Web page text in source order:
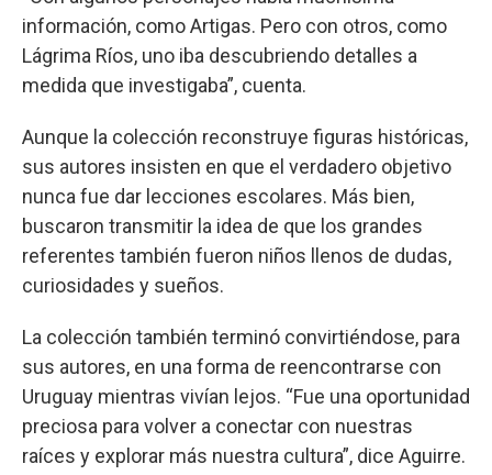
información, como Artigas. Pero con otros, como
Lágrima Ríos, uno iba descubriendo detalles a
medida que investigaba”, cuenta.
Aunque la colección reconstruye figuras históricas,
sus autores insisten en que el verdadero objetivo
nunca fue dar lecciones escolares. Más bien,
buscaron transmitir la idea de que los grandes
referentes también fueron niños llenos de dudas,
curiosidades y sueños.
La colección también terminó convirtiéndose, para
sus autores, en una forma de reencontrarse con
Uruguay mientras vivían lejos. “Fue una oportunidad
preciosa para volver a conectar con nuestras
raíces y explorar más nuestra cultura”, dice Aguirre.